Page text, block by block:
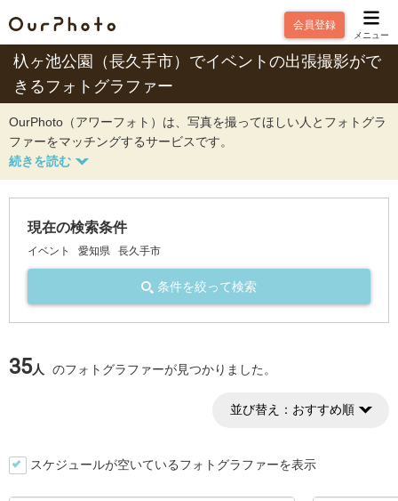
会員登録
メニュー
杁ヶ池公園（長久手市）でイベントの出張撮影がで
きるフォトグラファー
OurPhoto（アワーフォト）は、写真を撮ってほしい人とフォトグラ
ファーをマッチングするサービスです。
現在の検索条件
イベント 愛知県 長久手市
条件を絞って検索
35人 のフォトグラファーが見つかりました。
並び替え： おすすめ順
スケジュールが空いているフォトグラファーを表示